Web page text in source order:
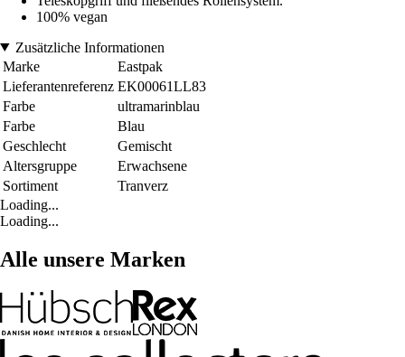
100% vegan
Zusätzliche Informationen
Marke
Eastpak
Lieferantenreferenz EK00061LL83
Farbe
ultramarinblau
Farbe
Blau
Geschlecht
Gemischt
Altersgruppe
Erwachsene
Sortiment
Tranverz
Loading...
Loading...
Alle unsere Marken